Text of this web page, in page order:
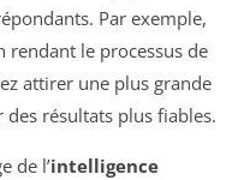
Par exemple,
rendant le processus de
attirer une plus grande
résultats plus fiables.
de l’intelligence